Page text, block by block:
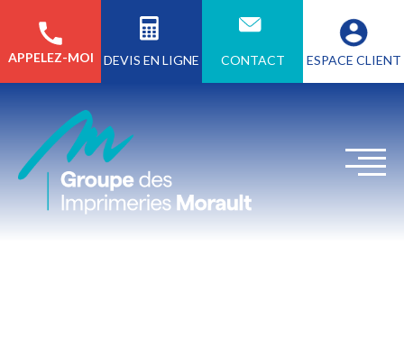
APPELEZ-MOI DEVIS EN LIGNE CONTACT ESPACE CLIENT